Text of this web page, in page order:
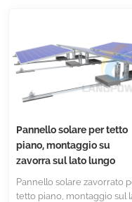
Pannello solare per tetto
piano, montaggio su
zavorra sul lato lungo
Pannello solare zavorrato
tetto piano, montaggio sul